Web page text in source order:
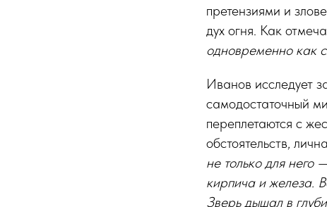
претензиями и
дух огня. Как
одновременно как
Иванов исследует
самодостаточный
переплетаются с
обстоятельств,
не только для
кирпича и железа.
Зверь дышал в